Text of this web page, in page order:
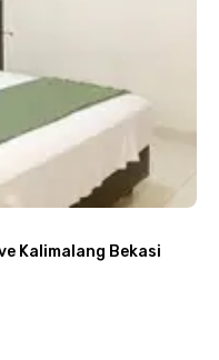
Kalimalang Bekasi